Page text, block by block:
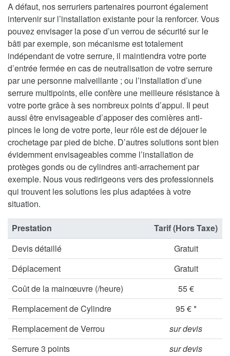
A défaut, nos serruriers partenaires pourront également
intervenir sur l’installation existante pour la renforcer. Vous
pouvez envisager la pose d’un verrou de sécurité sur le
bâti par exemple, son mécanisme est totalement
indépendant de votre serrure, il maintiendra votre porte
d’entrée fermée en cas de neutralisation de votre serrure
par une personne malveillante ; ou l’installation d’une
serrure multipoints, elle confère une meilleure résistance à
votre porte grâce à ses nombreux points d’appui. Il peut
aussi être envisageable d’apposer des cornières anti-
pinces le long de votre porte, leur rôle est de déjouer le
crochetage par pied de biche. D’autres solutions sont bien
évidemment envisageables comme l’installation de
protèges gonds ou de cylindres anti-arrachement par
exemple. Nous vous redirigeons vers des professionnels
qui trouvent les solutions les plus adaptées à votre
situation.
Prestation
Tarif (Hors Taxe)
Devis détaillé
Gratuit
Déplacement
Gratuit
Coût de la mainœuvre (/heure)
55 €
Remplacement de Cylindre
95 € *
Remplacement de Verrou
sur devis
Serrure 3 points
sur devis